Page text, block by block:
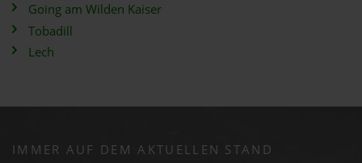
Going am Wilden Kaiser
Tobadill
Lech
IMMER AUF DEM AKTUELLEN STAND